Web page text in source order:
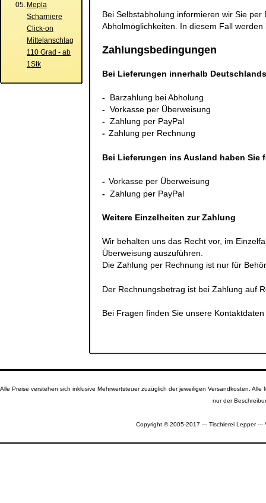
05. Mepla
Scharniere
Click-on
Mittelanschlag
110 Grad - ab
1Stk
Bei Selbstabholung informieren wir Sie
Abholmöglichkeiten. In diesem Fall
Zahlungsbedingungen
Bei Lieferungen innerhalb
- Barzahlung bei Abholung
- Vorkasse per Überweisung
- Zahlung per PayPal
- Zahlung per Rechnung
Bei Lieferungen ins Ausland haben
- Vorkasse per Überweisung
- Zahlung per PayPal
Weitere Einzelheiten zur Zahlung
Wir behalten uns das Recht vor, im
Überweisung auszuführen.
Die Zahlung per Rechnung ist nur für
Der Rechnungsbetrag ist bei Zahlung auf
Bei Fragen finden Sie unsere
Alle Preise verstehen sich inklusive Mehrwertsteuer zuzüglich der jeweiligen Versandkosten.
nur der
Copyright © 2005-2017 --- Tischlerei Lepper